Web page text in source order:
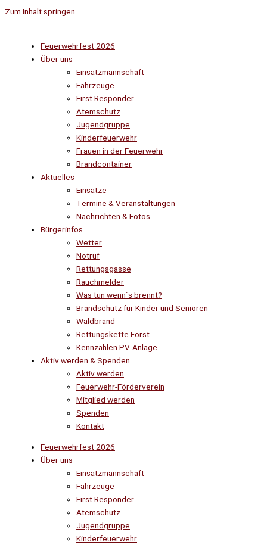
Zum Inhalt springen
Feuerwehrfest 2026
Über uns
Einsatzmannschaft
Fahrzeuge
First Responder
Atemschutz
Jugendgruppe
Kinderfeuerwehr
Frauen in der Feuerwehr
Brandcontainer
Aktuelles
Einsätze
Termine & Veranstaltungen
Nachrichten & Fotos
Bürgerinfos
Wetter
Notruf
Rettungsgasse
Rauchmelder
Was tun wenn´s brennt?
Brandschutz für Kinder und Senioren
Waldbrand
Rettungskette Forst
Kennzahlen PV-Anlage
Aktiv werden & Spenden
Aktiv werden
Feuerwehr-Förderverein
Mitglied werden
Spenden
Kontakt
Feuerwehrfest 2026
Über uns
Einsatzmannschaft
Fahrzeuge
First Responder
Atemschutz
Jugendgruppe
Kinderfeuerwehr